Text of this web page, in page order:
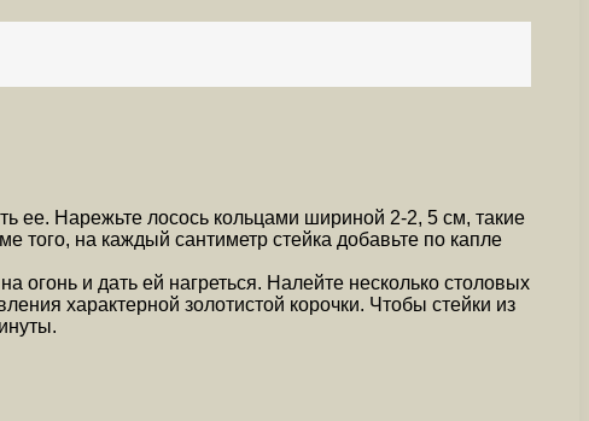
ее. Нарежьте лосось кольцами шириной 2-2, 5 см, такие
того, на каждый сантиметр стейка добавьте по капле
огонь и дать ей нагреться. Налейте несколько столовых
характерной золотистой корочки. Чтобы стейки из